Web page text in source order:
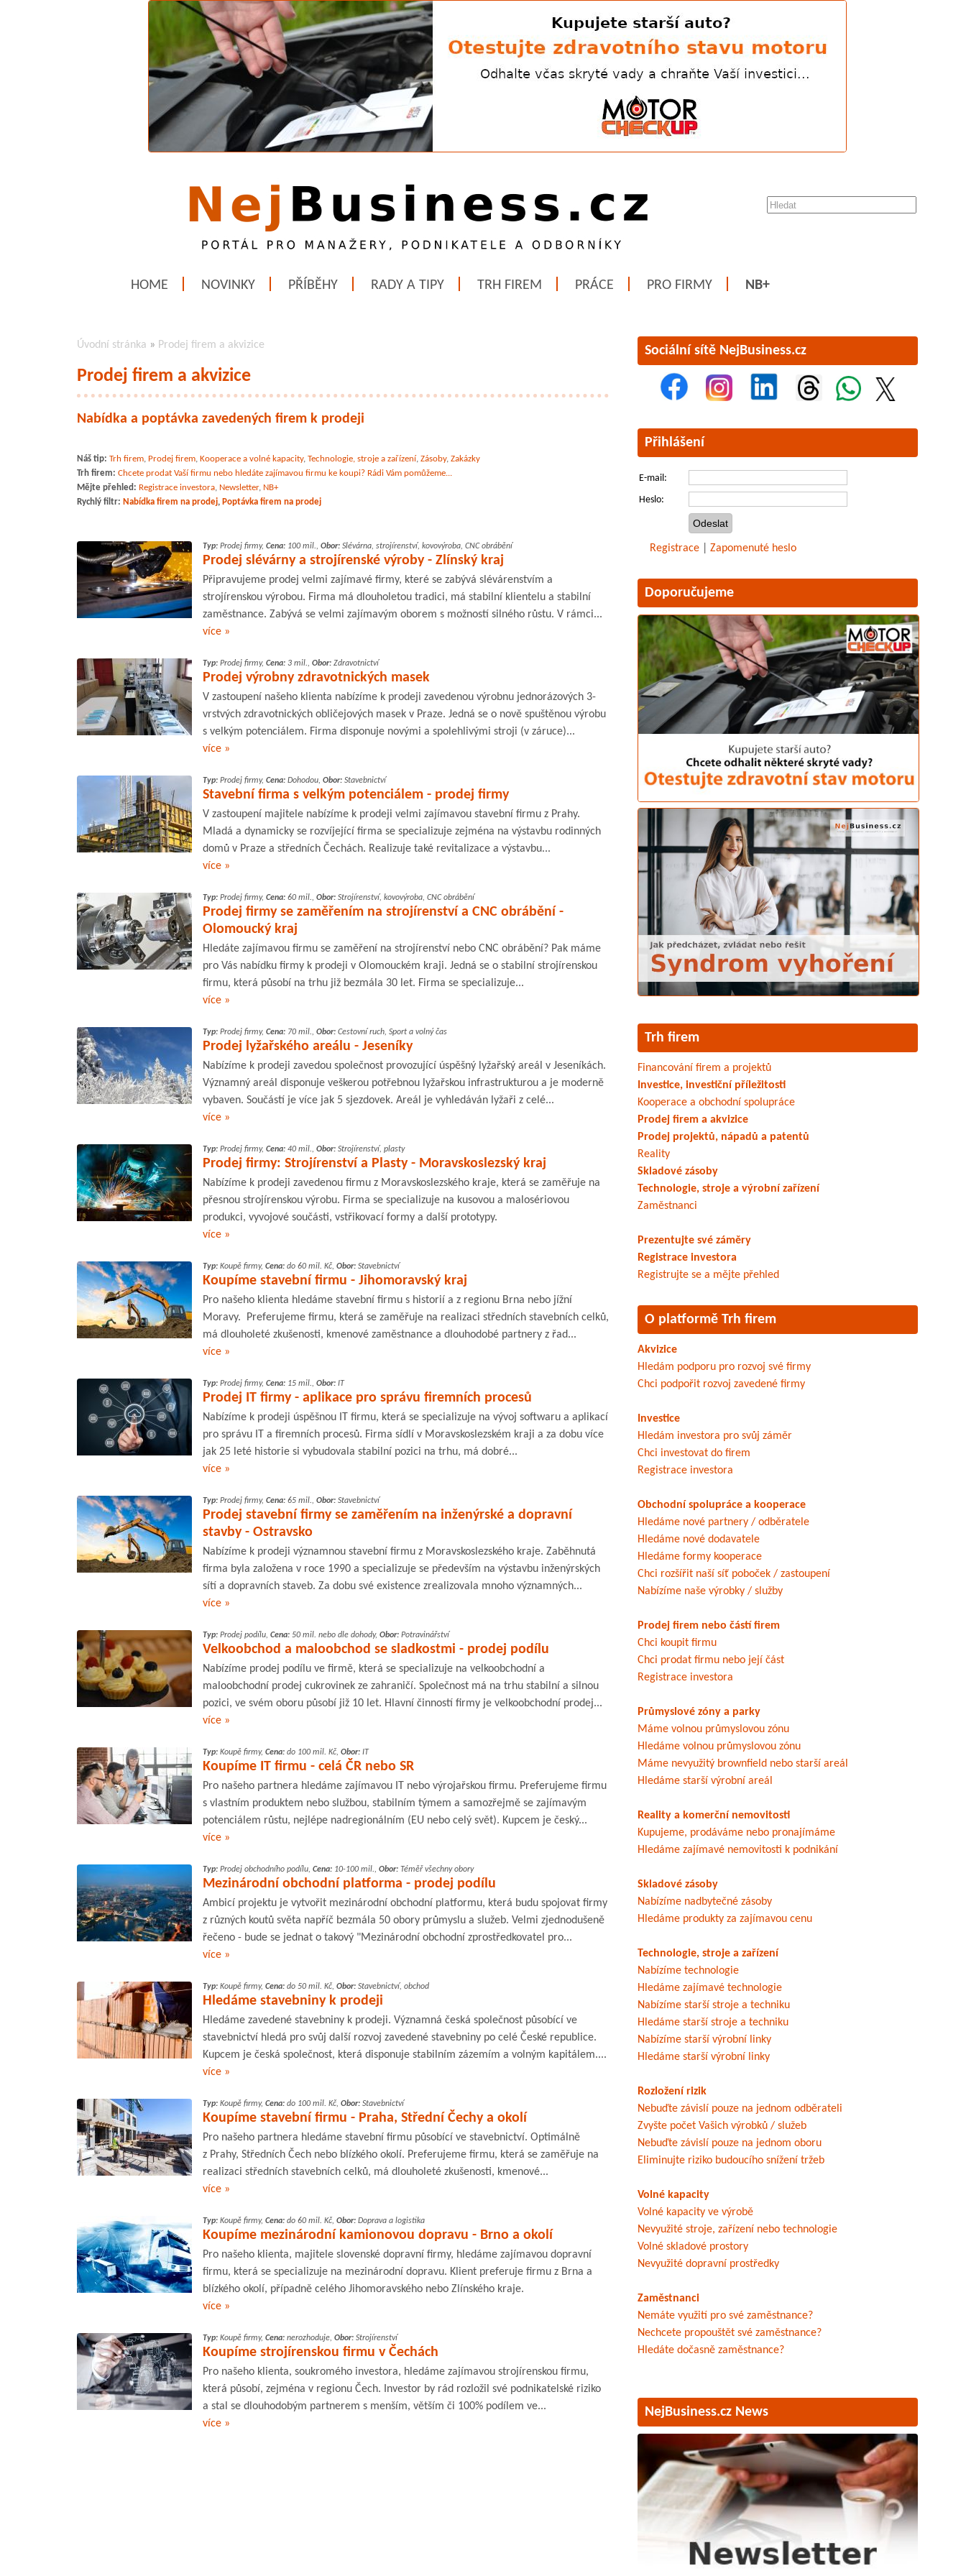
HOME NOVINKY PŘÍBĚHY RADY A TIPY TRH FIREM PRÁCE PRO FIRMY NB+
Úvodní stránka » Prodej firem a akvizice
Prodej firem a akvizice
Nabídka a poptávka zavedených firem k prodeji
Náš tip: Trh firem Prodej firem Kooperace a volné kapacity, Technologie, stroje a zařízení, Zásoby, Zakázky
Trh firem: Chcete prodat Vaší firmu nebo hledáte zajímavou firmu ke koupi? Rádi Vám pomůžeme...
Mějte přehled: Registrace investora Newsletter, NB+
Rychlý filtr: Nabídka firem na prodej, Poptávka firem na prodej
Typ: Prodej firmy, Cena: 100 mil., Obor: Slévárna, strojírenství, kovovýroba, CNC obrábění
Prodej slévárny a strojírenské výroby - Zlínský kraj
Připravujeme prodej velmi zajímavé firmy, které se zabývá slévárenstvím a
strojírenskou výrobou. Firma má dlouholetou tradici, má stabilní klientelu a stabilní
zaměstnance. Zabývá se velmi zajímavým oborem s možností silného růstu. V rámci...
více »
Typ: Prodej firmy, Cena: 3 mil., Obor: Zdravotnictví
Prodej výrobny zdravotnických masek
V zastoupení našeho klienta nabízíme k prodeji zavedenou výrobnu jednorázových 3-
vrstvých zdravotnických obličejových masek v Praze. Jedná se o nově spuštěnou výrobu
s velkým potenciálem. Firma disponuje novými a spolehlivými stroji (v záruce)...
více »
Typ: Prodej firmy, Cena: Dohodou, Obor: Stavebnictví
Stavební firma s velkým potenciálem - prodej firmy
V zastoupení majitele nabízíme k prodeji velmi zajímavou stavební firmu z Prahy.
Mladá a dynamicky se rozvíjející firma se specializuje zejména na výstavbu rodinných
domů v Praze a středních Čechách. Realizuje také revitalizace a výstavbu...
více »
Typ: Prodej firmy, Cena: 60 mil., Obor: Strojírenství, kovovýroba, CNC obrábění
Prodej firmy se zaměřením na strojírenství a CNC obrábění -
Olomoucký kraj
Hledáte zajímavou firmu se zaměření na strojírenství nebo CNC obrábění? Pak máme
pro Vás nabídku firmy k prodeji v Olomouckém kraji. Jedná se o stabilní strojírenskou
firmu, která působí na trhu již bezmála 30 let. Firma se specializuje...
více »
Typ: Prodej firmy, Cena: 70 mil., Obor: Cestovní ruch, Sport a volný čas
Prodej lyžařského areálu - Jeseníky
Nabízíme k prodeji zavedou společnost provozující úspěšný lyžařský areál v Jeseníkách.
Významný areál disponuje veškerou potřebnou lyžařskou infrastrukturou a je moderně
vybaven. Součástí je více jak 5 sjezdovek. Areál je vyhledáván lyžaři z celé...
více »
Typ: Prodej firmy, Cena: 40 mil., Obor: Strojírenství, plasty
Prodej firmy: Strojírenství a Plasty - Moravskoslezský kraj
Nabízíme k prodeji zavedenou firmu z Moravskoslezského kraje, která se zaměřuje na
přesnou strojírenskou výrobu. Firma se specializuje na kusovou a malosériovou
produkci, vyvojové součásti, vstřikovací formy a další prototypy.
více »
Typ: Koupě firmy, Cena: do 60 mil. Kč, Obor: Stavebnictví
Koupíme stavební firmu - Jihomoravský kraj
Pro našeho klienta hledáme stavební firmu s historií a z regionu Brna nebo jížní
Moravy. Preferujeme firmu, která se zaměřuje na realizaci středních stavebních celků,
má dlouholeté zkušenosti, kmenové zaměstnance a dlouhodobé partnery z řad...
více »
Typ: Prodej firmy, Cena: 15 mil., Obor: IT
Prodej IT firmy - aplikace pro správu firemních procesů
Nabízíme k prodeji úspěšnou IT firmu, která se specializuje na vývoj softwaru a aplikací
pro správu IT a firemních procesů. Firma sídlí v Moravskoslezském kraji a za dobu více
jak 25 leté historie si vybudovala stabilní pozici na trhu, má dobré...
více »
Typ: Prodej firmy, Cena: 65 mil., Obor: Stavebnictví
Prodej stavební firmy se zaměřením na inženýrské a dopravní
stavby - Ostravsko
Nabízíme k prodeji významnou stavební firmu z Moravskoslezského kraje. Zaběhnutá
firma byla založena v roce 1990 a specializuje se především na výstavbu inženýrských
sítí a dopravních staveb. Za dobu své existence zrealizovala mnoho významných...
více »
Typ: Prodej podílu, Cena: 50 mil. nebo dle dohody, Obor: Potravinářství
Velkoobchod a maloobchod se sladkostmi - prodej podílu
Nabízíme prodej podílu ve firmě, která se specializuje na velkoobchodní a
maloobchodní prodej cukrovinek ze zahraničí. Společnost má na trhu stabilní a silnou
pozici, ve svém oboru působí již 10 let. Hlavní činností firmy je velkoobchodní prodej...
více »
Typ: Koupě firmy, Cena: do 100 mil. Kč, Obor: IT
Koupíme IT firmu - celá ČR nebo SR
Pro našeho partnera hledáme zajímavou IT nebo výrojařskou firmu. Preferujeme firmu
s vlastním produktem nebo službou, stabilním týmem a samozřejmě se zajímavým
potenciálem růstu, nejlépe nadregionálním (EU nebo celý svět). Kupcem je český...
více »
Typ: Prodej obchodního podílu, Cena: 10-100 mil., Obor: Téměř všechny obory
Mezinárodní obchodní platforma - prodej podílu
Ambicí projektu je vytvořit mezinárodní obchodní platformu, která budu spojovat firmy
z různých koutů světa napříč bezmála 50 obory průmyslu a služeb. Velmi zjednodušeně
řečeno - bude se jednat o takový "Mezinárodní obchodní zprostředkovatel pro...
více »
Typ: Koupě firmy, Cena: do 50 mil. Kč, Obor: Stavebnictví, obchod
Hledáme stavebniny k prodeji
Hledáme zavedené stavebniny k prodeji. Významná česká společnost působící ve
stavebnictví hledá pro svůj další rozvoj zavedené stavebniny po celé České republice.
Kupcem je česká společnost, která disponuje stabilním zázemím a volným kapitálem....
více »
Typ: Koupě firmy, Cena: do 100 mil. Kč, Obor: Stavebnictví
Koupíme stavební firmu - Praha, Střední Čechy a okolí
Pro našeho partnera hledáme stavební firmu působící ve stavebnictví. Optimálně
z Prahy, Středních Čech nebo blízkého okolí. Preferujeme firmu, která se zaměřuje na
realizaci středních stavebních celků, má dlouholeté zkušenosti, kmenové...
více »
Typ: Koupě firmy, Cena: do 60 mil. Kč, Obor: Doprava a logistika
Koupíme mezinárodní kamionovou dopravu - Brno a okolí
Pro našeho klienta, majitele slovenské dopravní firmy, hledáme zajímavou dopravní
firmu, která se specializuje na mezinárodní dopravu. Klient preferuje firmu z Brna a
blízkého okolí, případně celého Jihomoravského nebo Zlínského kraje.
více »
Typ: Koupě firmy, Cena: nerozhoduje, Obor: Strojírenství
Koupíme strojírenskou firmu v Čechách
Pro našeho klienta, soukromého investora, hledáme zajímavou strojírenskou firmu,
která působí, zejména v regionu Čech. Investor by rád rozložil své podnikatelské riziko
a stal se dlouhodobým partnerem s menším, větším či 100% podílem ve...
více »
Sociální sítě NejBusiness.cz
Přihlášení
E-mail:
Heslo:
Registrace Zapomenuté heslo
Doporučujeme
Trh firem
Financování firem a projektů
Investice, investiční příležitosti
Kooperace a obchodní spolupráce
Prodej firem a akvizice
Prodej projektů, nápadů a patentů
Reality
Skladové zásoby
Technologie, stroje a výrobní zařízení
Zaměstnanci
Prezentujte své záměry
Registrace investora
Registrujte se a mějte přehled
O platformě Trh firem
Akvizice
Hledám podporu pro rozvoj své firmy
Chci podpořit rozvoj zavedené firmy
Investice
Hledám investora pro svůj záměr
Chci investovat do firem
Registrace investora
Obchodní spolupráce a kooperace
Hledáme nové partnery / odběratele
Hledáme nové dodavatele
Hledáme formy kooperace
Chci rozšířit naší síť poboček / zastoupení
Nabízíme naše výrobky / služby
Prodej firem nebo částí firem
Chci koupit firmu
Chci prodat firmu nebo její část
Registrace investora
Průmyslové zóny a parky
Máme volnou průmyslovou zónu
Hledáme volnou průmyslovou zónu
Máme nevyužitý brownfield nebo starší areál
Hledáme starší výrobní areál
Reality a komerční nemovitosti
Kupujeme, prodáváme nebo pronajímáme
Hledáme zajímavé nemovitosti k podnikání
Skladové zásoby
Nabízíme nadbytečné zásoby
Hledáme produkty za zajímavou cenu
Technologie, stroje a zařízení
Nabízíme technologie
Hledáme zajímavé technologie
Nabízíme starší stroje a techniku
Hledáme starší stroje a techniku
Nabízíme starší výrobní linky
Hledáme starší výrobní linky
Rozložení rizik
Nebuďte závislí pouze na jednom odběrateli
Zvyšte počet Vašich výrobků / služeb
Nebuďte závislí pouze na jednom oboru
Eliminujte riziko budoucího snížení tržeb
Volné kapacity
Volné kapacity ve výrobě
Nevyužité stroje, zařízení nebo technologie
Volné skladové prostory
Nevyužité dopravní prostředky
Zaměstnanci
Nemáte využití pro své zaměstnance?
Nechcete propouštět své zaměstnance?
Hledáte dočasně zaměstnance?
NejBusiness.cz News